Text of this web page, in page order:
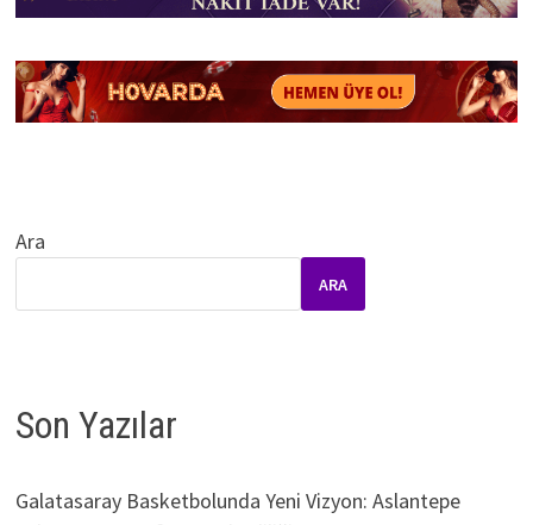
Ara
ARA
Son Yazılar
Galatasaray Basketbolunda Yeni Vizyon: Aslantepe